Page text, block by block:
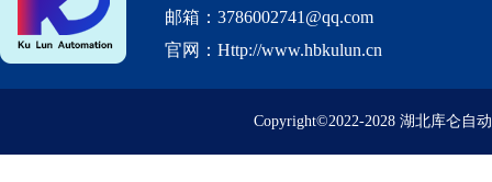
邮箱：3786002741@qq.com
官网：Http://www.hbkulun.cn
Copyright©2022-2028 湖北库仑自